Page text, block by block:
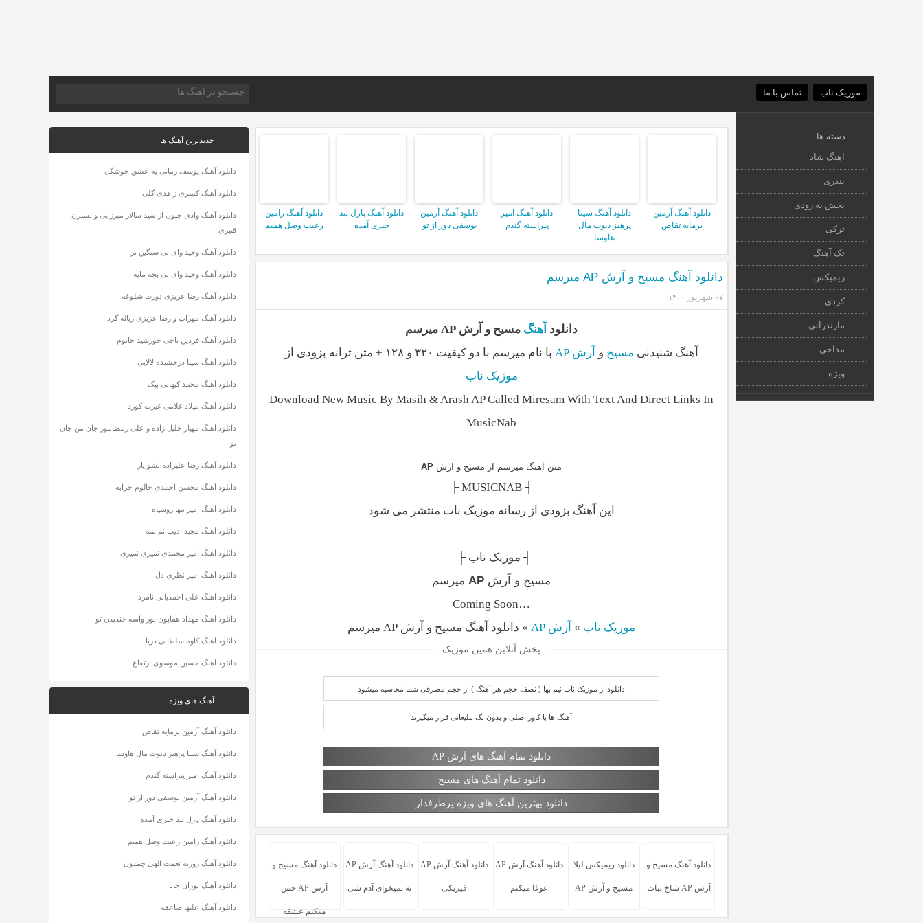
موزیک ناب تماس با ما
دانلود آهنگ آرمین
برمایه تقاص
دانلود آهنگ سینا
پرهیز دیوت مال
هاوسا
دانلود آهنگ امیر
پیراسته گندم
دانلود آهنگ آرمین
یوسفی دور از تو
دانلود آهنگ پازل بند
خبری آمده
دانلود آهنگ رامین
رعیت وصل همیم
دانلود آهنگ مسیح و آرش AP میرسم
۰۷ شهریور ۱۴۰۰
دانلود آهنگ مسیح و آرش AP میرسم
آهنگ شنیدنی مسیح و آرش AP
با نام میرسم با دو کیفیت ۳۲۰ و ۱۲۸ + متن ترانه بزودی از
موزیک ناب
Download New Music By Masih & Arash AP Called Miresam With Text And Direct Links In
MusicNab
متن آهنگ میرسم از مسیح و آرش AP
_________┤ MUSICNAB ├_________
این آهنگ بزودی از رسانه موزیک ناب منتشر می شود
_________┤ موزیک ناب ├__________
مسیح و آرش AP میرسم
…Coming Soon
موزیک ناب » آرش AP » دانلود آهنگ مسیح و آرش AP میرسم
پخش آنلاین همین موزیک
دانلود از موزیک ناب نیم بها ( نصف حجم هر آهنگ ) از حجم مصرفی شما محاسبه میشود
آهنگ ها با کاور اصلی و بدون تگ تبلیغاتی قرار میگیرند
دانلود تمام آهنگ های آرش AP
دانلود تمام آهنگ های مسیح
دانلود بهترین آهنگ های ویژه پرطرفدار
دانلود آهنگ مسیح و
آرش AP شاخ نبات
دانلود ریمیکس لیلا
مسیح و آرش AP
دانلود آهنگ آرش AP
غوغا میکنم
دانلود آهنگ آرش AP
فیریکی
دانلود آهنگ آرش AP
نه نمیخوای آدم شی
دانلود آهنگ مسیح و
آرش AP حس
میکنم عشقه
جدیدترین آهنگ ها
دانلود آهنگ یوسف زمانی یه عشق خوشگل
دانلود آهنگ کسری زاهدی گلی
دانلود آهنگ وادی جنون از سید سالار میرزایی و نسترن
قنبری
دانلود آهنگ وحید وای تی سنگین تر
دانلود آهنگ وحید وای تی بچه مایه
دانلود آهنگ رضا عزیزی دورت شلوغه
دانلود آهنگ مهراب و رضا عزیزی زباله گرد
دانلود آهنگ فردین ناجی خورشید خانوم
دانلود آهنگ سینا درخشنده لالایی
دانلود آهنگ محمد کیهانی پیک
دانلود آهنگ میلاد غلامی غیرت کورد
دانلود آهنگ مهیار خلیل زاده و علی رمضانپور جان من جان
تو
دانلود آهنگ رضا علیزاده نشو یار
دانلود آهنگ محسن احمدی حالوم خرابه
دانلود آهنگ امیر تنها روسیاه
دانلود آهنگ مجید ادیب نم نمه
دانلود آهنگ امیر محمدی نمیری نمیری
دانلود آهنگ امیر نظری دل
دانلود آهنگ علی احمدیانی نامرد
دانلود آهنگ مهداد همایون پور واسه خندیدن تو
دانلود آهنگ کاوه سلطانی دریا
دانلود آهنگ حسین موسوی ارتفاع
آهنگ های ویژه
دانلود آهنگ آرمین برمایه تقاص
دانلود آهنگ سینا پرهیز دیوت مال هاوسا
دانلود آهنگ امیر پیراسته گندم
دانلود آهنگ آرمین یوسفی دور از تو
دانلود آهنگ پازل بند خبری آمده
دانلود آهنگ رامین رعیت وصل همیم
دانلود آهنگ روزبه نعمت الهی چمدون
دانلود آهنگ نوران جانا
دانلود آهنگ علیها صاعقه
دسته ها
آهنگ شاد
بندری
پخش به زودی
ترکی
تک آهنگ
ریمیکس
کردی
مازندرانی
مداحی
ویژه